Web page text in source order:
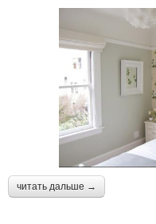
читать дальше →